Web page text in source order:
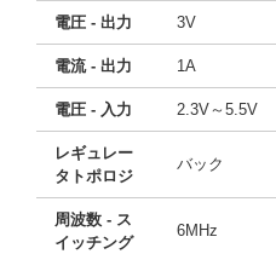
電圧 - 出力 3V
電流 - 出力 1A
電圧 - 入力 2.3V～5.5V
レギュレー
タトポロジ
バック
周波数 - ス
イッチング
6MHz